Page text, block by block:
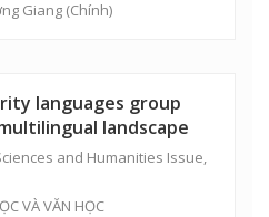
Giang (Chính)
languages group
landscape
and Humanities Issue,
VÀ VĂN HỌC